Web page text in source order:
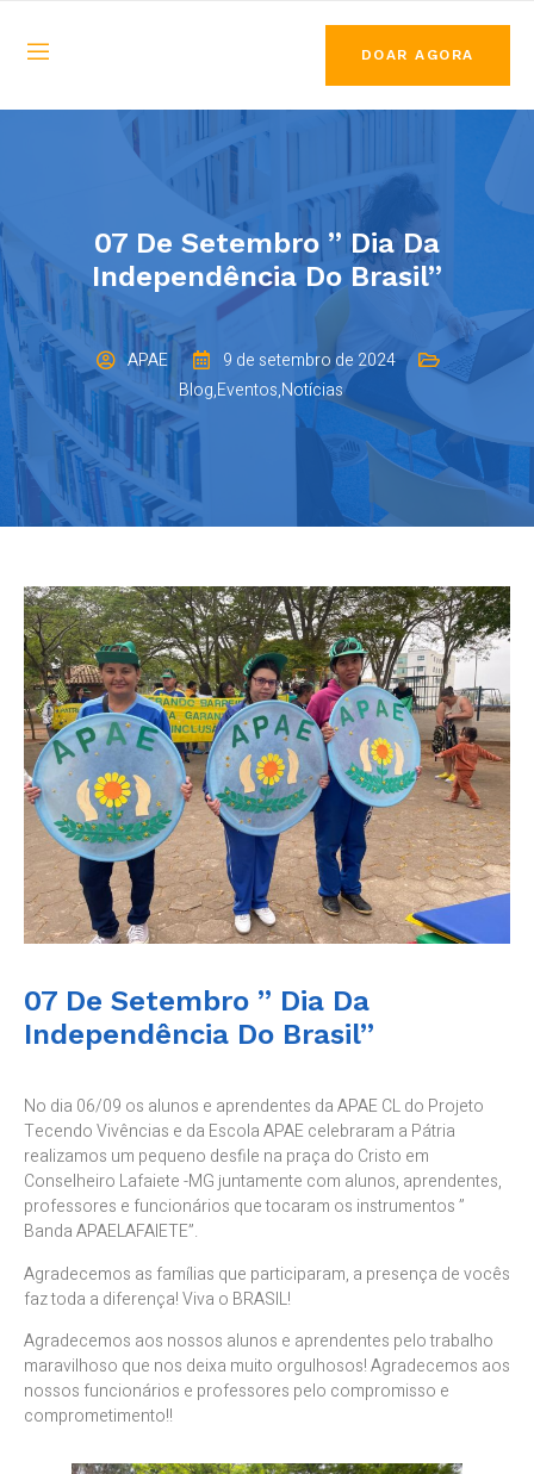
DOAR AGORA
07 De Setembro ” Dia Da
Independência Do Brasil”
APAE
9 de setembro de 2024
Blog,Eventos,Notícias
07 De Setembro ” Dia Da
Independência Do Brasil”
No dia 06/09 os alunos e aprendentes da APAE CL do Projeto
Tecendo Vivências e da Escola APAE celebraram a Pátria
realizamos um pequeno desfile na praça do Cristo em
Conselheiro Lafaiete -MG juntamente com alunos, aprendentes,
professores e funcionários que tocaram os instrumentos ”
Banda APAELAFAIETE”.
Agradecemos as famílias que participaram, a presença de vocês
faz toda a diferença! Viva o BRASIL!
Agradecemos aos nossos alunos e aprendentes pelo trabalho
maravilhoso que nos deixa muito orgulhosos! Agradecemos aos
nossos funcionários e professores pelo compromisso e
comprometimento!!